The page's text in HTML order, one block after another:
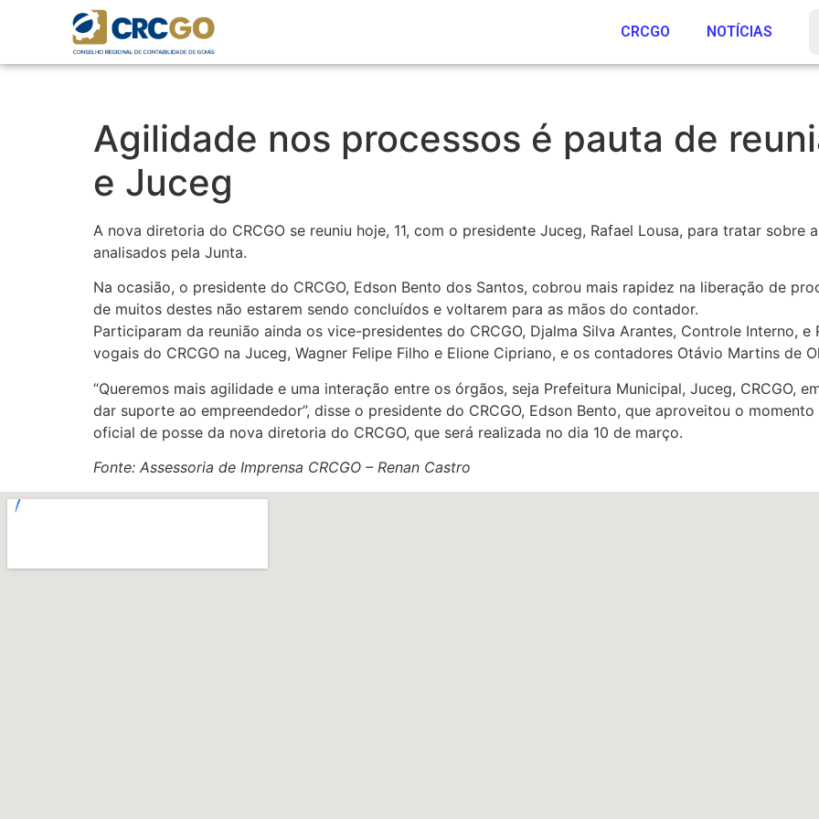
CRCGO NOTÍCIAS
Agilidade nos processos é pauta de
e Juceg
A nova diretoria do CRCGO se reuniu hoje, 11, com o presidente Juceg, Rafael Lousa, para tratar sobre
analisados pela Junta.
Na ocasião, o presidente do CRCGO, Edson Bento dos Santos, cobrou mais rapidez na liberação de
de muitos destes não estarem sendo concluídos e voltarem para as mãos do contador.
Participaram da reunião ainda os vice-presidentes do CRCGO, Djalma Silva Arantes, Controle Interno,
vogais do CRCGO na Juceg, Wagner Felipe Filho e Elione Cipriano, e os contadores Otávio Martins de
“Queremos mais agilidade e uma interação entre os órgãos, seja Prefeitura Municipal, Juceg, CRCGO,
dar suporte ao empreendedor”, disse o presidente do CRCGO, Edson Bento, que aproveitou o
oficial de posse da nova diretoria do CRCGO, que será realizada no dia 10 de março.
Fonte: Assessoria de Imprensa CRCGO – Renan Castro